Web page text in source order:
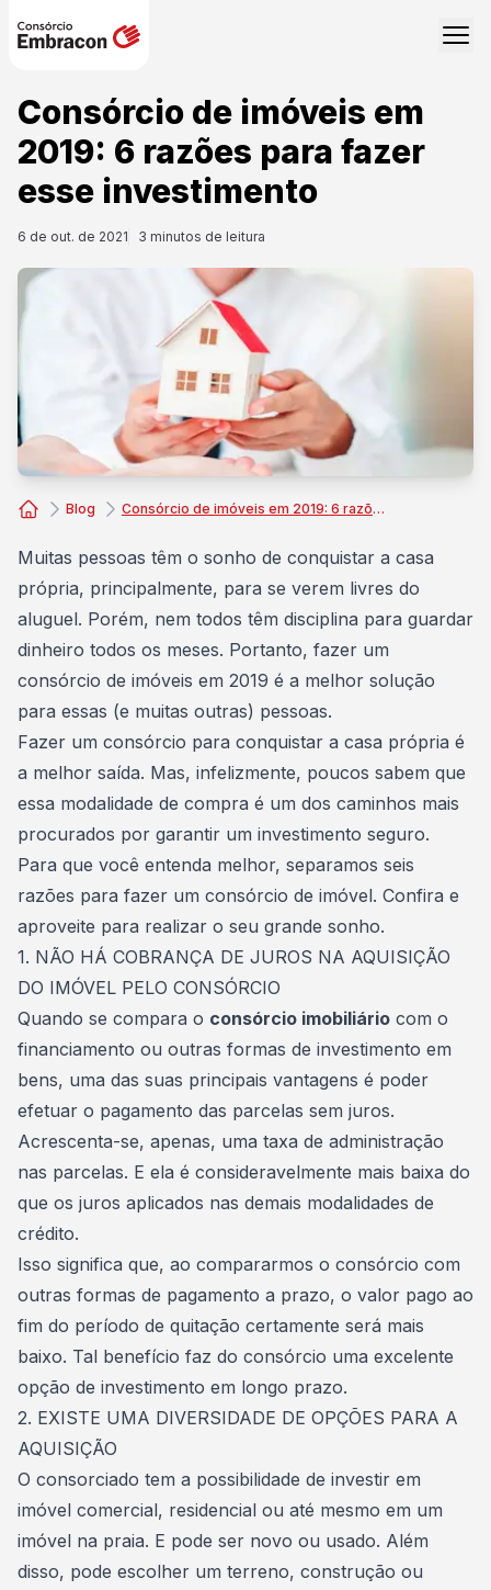
Consórcio de imóveis em
2019: 6 razões para fazer
esse investimento
6 de out. de 2021 3 minutos de leitura
Blog Consórcio de imóveis em 2019: 6 razões para fazer esse investimento
Muitas pessoas têm o sonho de conquistar a casa
própria, principalmente, para se verem livres do
aluguel. Porém, nem todos têm disciplina para guardar
dinheiro todos os meses. Portanto, fazer um
consórcio de imóveis em 2019 é a melhor solução
para essas (e muitas outras) pessoas.
Fazer um consórcio para conquistar a casa própria é
a melhor saída. Mas, infelizmente, poucos sabem que
essa modalidade de compra é um dos caminhos mais
procurados por garantir um investimento seguro.
Para que você entenda melhor, separamos seis
razões para fazer um consórcio de imóvel. Confira e
aproveite para realizar o seu grande sonho.
1. NÃO HÁ COBRANÇA DE JUROS NA AQUISIÇÃO
DO IMÓVEL PELO CONSÓRCIO
Quando se compara o consórcio imobiliário com o
financiamento ou outras formas de investimento em
bens, uma das suas principais vantagens é poder
efetuar o pagamento das parcelas sem juros.
Acrescenta-se, apenas, uma taxa de administração
nas parcelas. E ela é consideravelmente mais baixa do
que os juros aplicados nas demais modalidades de
crédito.
Isso significa que, ao compararmos o consórcio com
outras formas de pagamento a prazo, o valor pago ao
fim do período de quitação certamente será mais
baixo. Tal benefício faz do consórcio uma excelente
opção de investimento em longo prazo.
2. EXISTE UMA DIVERSIDADE DE OPÇÕES PARA A
AQUISIÇÃO
O consorciado tem a possibilidade de investir em
imóvel comercial, residencial ou até mesmo em um
imóvel na praia. E pode ser novo ou usado. Além
disso, pode escolher um terreno, construção ou